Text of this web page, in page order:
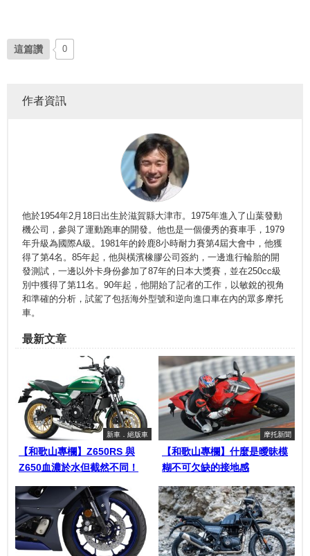
這篇讚 0
作者資訊
他於1954年2月18日出生於滋賀縣大津市。1975年進入了山葉發動
機公司，參與了運動跑車的開發。他也是一個優秀的賽車手，1979
年升級為國際A級。1981年的鈴鹿8小時耐力賽第4屆大會中，他獲
得了第4名。85年起，他與橫濱橡膠公司簽約，一邊進行輪胎的開
發測試，一邊以外卡身份參加了87年的日本大獎賽，並在250cc級
別中獲得了第11名。90年起，他開始了記者的工作，以敏銳的視角
和準確的分析，試駕了包括海外型號和逆向進口車在內的眾多摩托
車。
最新文章
新車．絕版車
【和歌山專欄】Z650RS 與
Z650血濃於水但截然不同！
摩托新聞
【和歌山專欄】什麼是曖昧模
糊不可欠缺的接地感